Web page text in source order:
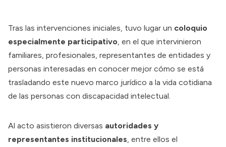
Tras las intervenciones iniciales, tuvo lugar un coloquio
especialmente participativo, en el que intervinieron
familiares, profesionales, representantes de entidades y
personas interesadas en conocer mejor cómo se está
trasladando este nuevo marco jurídico a la vida cotidiana
de las personas con discapacidad intelectual.
Al acto asistieron diversas autoridades y
representantes institucionales, entre ellos el